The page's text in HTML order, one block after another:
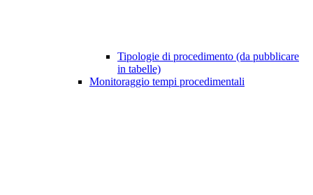
Tipologie di procedimento (da pubblicare
in tabelle)
Monitoraggio tempi procedimentali